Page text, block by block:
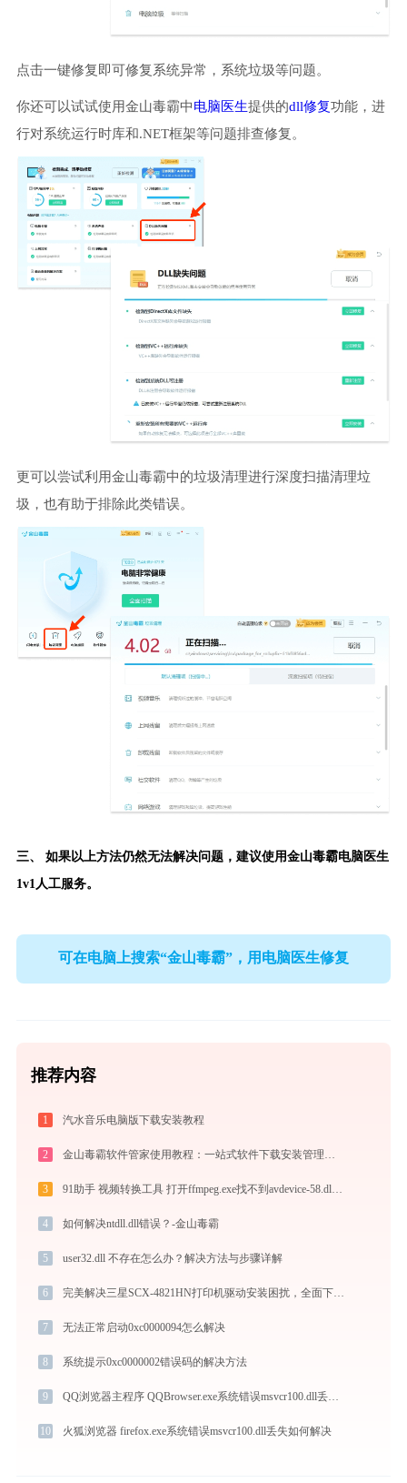
点击一键修复即可修复系统异常，系统垃圾等问题。
你还可以试试使用金山毒霸中电脑医生提供的dll修复功能，进
行对系统运行时库和.NET框架等问题排查修复。
更可以尝试利用金山毒霸中的垃圾清理进行深度扫描清理垃
圾，也有助于排除此类错误。
三、 如果以上方法仍然无法解决问题，建议使用金山毒霸电脑医生
1v1人工服务。
可在电脑上搜索“金山毒霸”，用电脑医生修复
推荐内容
1 汽水音乐电脑版下载安装教程
2
3 91助手 视频转换工具 打开ffmpeg.exe找不到avdevice-58.dll怎么办
4 如何解决ntdll.dll错误？-金山毒霸
5 user32.dll 不存在怎么办？解决方法与步骤详解
6 完美解决三星SCX-4821HN打印机驱动安装困扰，全面下载安装教程
7 无法正常启动0xc0000094怎么解决
8 系统提示0xc0000002错误码的解决方法
9 QQ浏览器主程序 QQBrowser.exe系统错误msvcr100.dll丢失如何解决
10 火狐浏览器 firefox.exe系统错误msvcr100.dll丢失如何解决